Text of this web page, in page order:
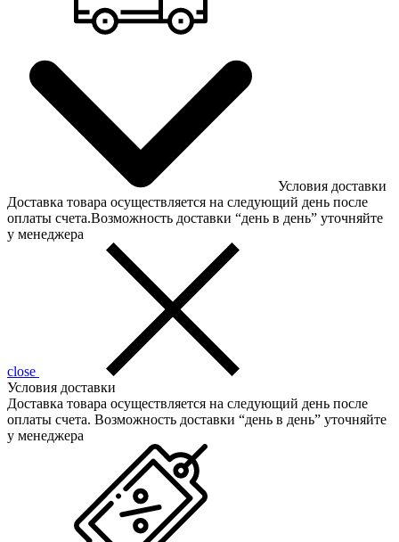
Условия доставки
Доставка товара осуществляется на следующий день после
оплаты счета.Возможность доставки “день в день” уточняйте
у менеджера
close
Условия доставки
Доставка товара осуществляется на следующий день после
оплаты счета. Возможность доставки “день в день” уточняйте
у менеджера